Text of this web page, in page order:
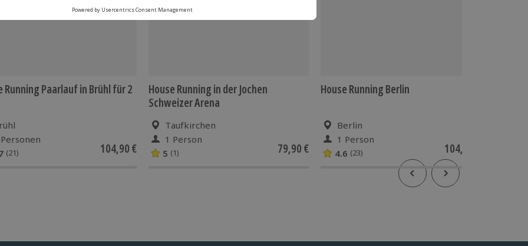
Running Paarlauf in Brühl für 2
(21) 104,90 €
House Running in der Jochen
Schweizer Arena
Taufkirchen
1 Person
5 (1) 79,90 €
House Running Berlin
Berlin
1 Person
4.6 (23) 104,90 €